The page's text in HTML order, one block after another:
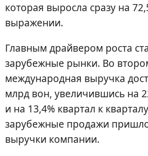
которая выросла сразу на
выражении.
Главным драйвером роста
зарубежные рынки. Во
международная выручка
млрд вон, увеличившись на
и на 13,4% квартал к
зарубежные продажи
выручки компании.